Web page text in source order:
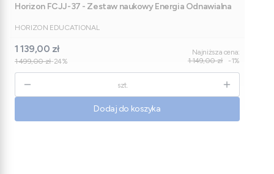
Horizon FCJJ-37 - Zestaw naukowy Energia Odnawialna
PRODUCENT
HORIZON EDUCATIONAL
Cena promocyjna
1 139,00 zł
1 499,00 zł-24%
Najniższa cena:
1 149,00 zł
-1%
szt.
Dodaj do koszyka